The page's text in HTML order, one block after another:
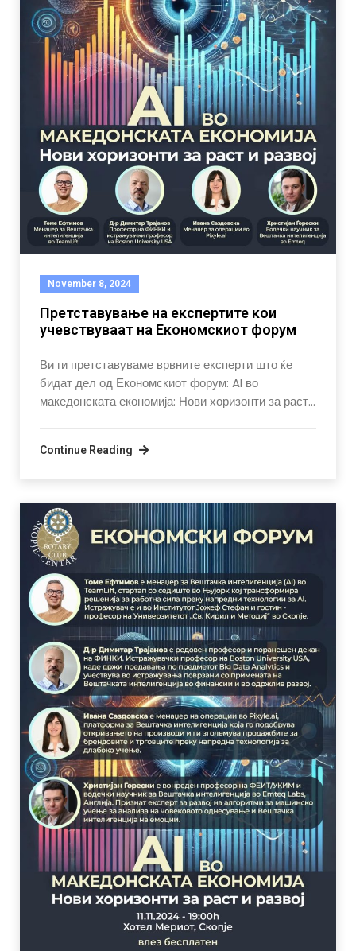
November 8, 2024
Претставување на експертите кои
учевствуваат на Економскиот форум
Ви ги претставуваме врвните експерти што ќе
бидат дел од Економскиот форум: AI во
македонската економија: Нови хоризонти за раст…
Continue Reading